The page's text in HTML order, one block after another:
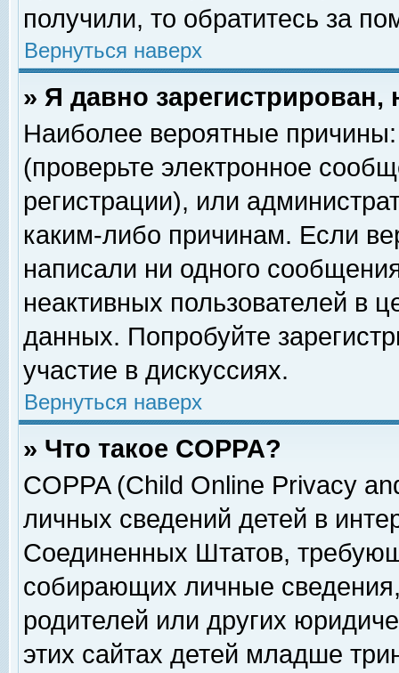
получили, то обратитесь за
Вернуться наверх
» Я давно
Наиболее вероятные
(проверьте электронное
регистрации), или
каким-либо причинам. Если
написали ни одного
неактивных пользователей в
данных. Попробуйте
участие в дискуссиях.
Вернуться наверх
» Что такое COPPA?
COPPA (Child Online Privacy
личных сведений детей в
Соединенных Штатов,
собирающих личные
родителей или других
этих сайтах детей младше